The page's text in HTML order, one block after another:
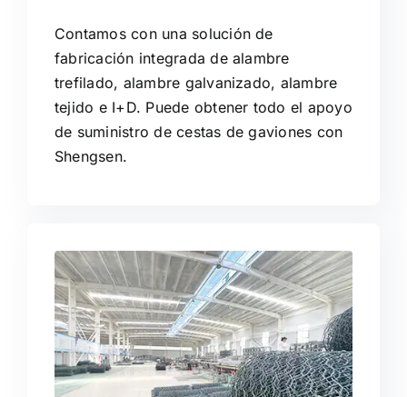
Contamos con una solución de
fabricación integrada de alambre
trefilado, alambre galvanizado, alambre
tejido e I+D. Puede obtener todo el apoyo
de suministro de cestas de gaviones con
Shengsen.